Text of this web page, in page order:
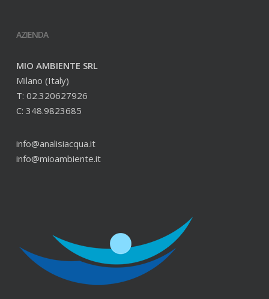
AZIENDA
MIO AMBIENTE SRL
Milano (Italy)
T: 02.320627926
C: 348.9823685
info@analisiacqua.it
info@mioambiente.it